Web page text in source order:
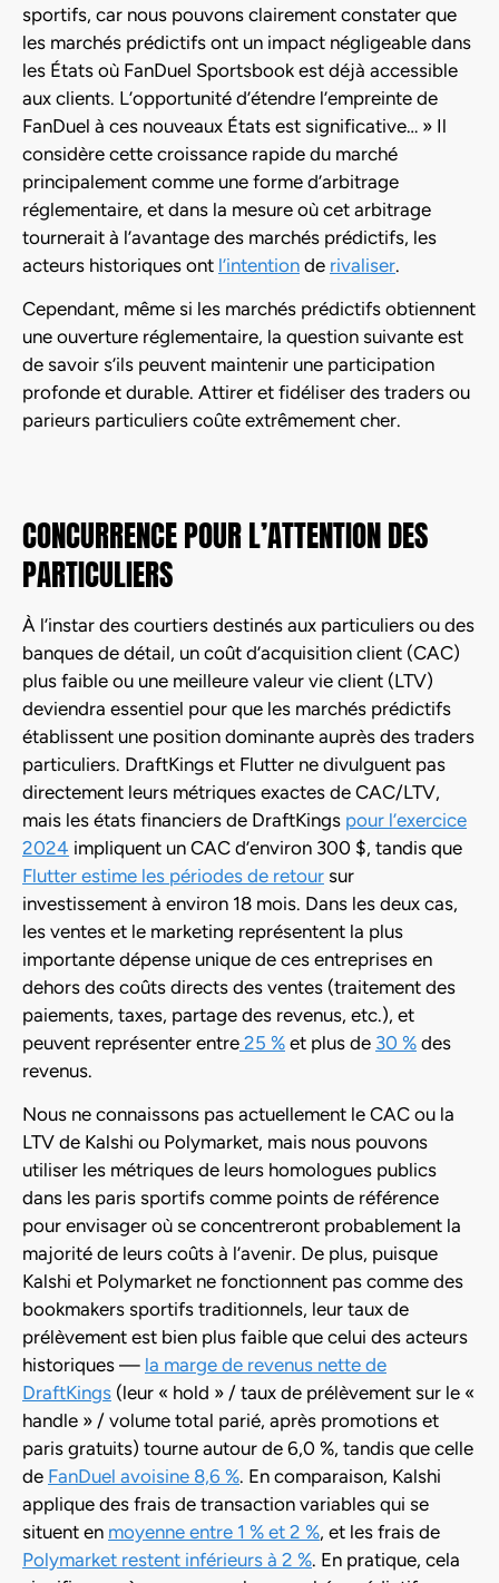
sportifs, car nous pouvons clairement constater que
les marchés prédictifs ont un impact négligeable dans
les États où FanDuel Sportsbook est déjà accessible
aux clients. L’opportunité d’étendre l’empreinte de
FanDuel à ces nouveaux États est significative… » Il
considère cette croissance rapide du marché
principalement comme une forme d’arbitrage
réglementaire, et dans la mesure où cet arbitrage
tournerait à l’avantage des marchés prédictifs, les
acteurs historiques ont l’intention de rivaliser.
Cependant, même si les marchés prédictifs obtiennent
une ouverture réglementaire, la question suivante est
de savoir s’ils peuvent maintenir une participation
profonde et durable. Attirer et fidéliser des traders ou
parieurs particuliers coûte extrêmement cher.
CONCURRENCE POUR L’ATTENTION DES
PARTICULIERS
À l’instar des courtiers destinés aux particuliers ou des
banques de détail, un coût d’acquisition client (CAC)
plus faible ou une meilleure valeur vie client (LTV)
deviendra essentiel pour que les marchés prédictifs
établissent une position dominante auprès des traders
particuliers. DraftKings et Flutter ne divulguent pas
directement leurs métriques exactes de CAC/LTV,
mais les états financiers de DraftKings pour l’exercice
2024 impliquent un CAC d’environ 300 $, tandis que
Flutter estime les périodes de retour sur
investissement à environ 18 mois. Dans les deux cas,
les ventes et le marketing représentent la plus
importante dépense unique de ces entreprises en
dehors des coûts directs des ventes (traitement des
paiements, taxes, partage des revenus, etc.), et
peuvent représenter entre 25 % et plus de 30 % des
revenus.
Nous ne connaissons pas actuellement le CAC ou la
LTV de Kalshi ou Polymarket, mais nous pouvons
utiliser les métriques de leurs homologues publics
dans les paris sportifs comme points de référence
pour envisager où se concentreront probablement la
majorité de leurs coûts à l’avenir. De plus, puisque
Kalshi et Polymarket ne fonctionnent pas comme des
bookmakers sportifs traditionnels, leur taux de
prélèvement est bien plus faible que celui des acteurs
historiques — la marge de revenus nette de
DraftKings (leur « hold » / taux de prélèvement sur le «
handle » / volume total parié, après promotions et
paris gratuits) tourne autour de 6,0 %, tandis que celle
de FanDuel avoisine 8,6 %. En comparaison, Kalshi
applique des frais de transaction variables qui se
situent en moyenne entre 1 % et 2 %, et les frais de
Polymarket restent inférieurs à 2 %. En pratique, cela